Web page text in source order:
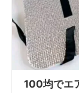
100均でエ